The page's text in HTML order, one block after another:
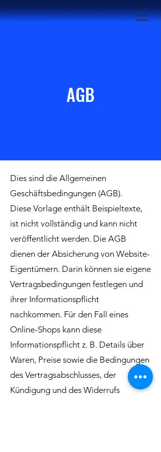
AGB
Dies sind die Allgemeinen
Geschäftsbedingungen (AGB).
Diese Vorlage enthält Beispieltexte,
ist nicht vollständig und kann nicht
veröffentlicht werden. Die AGB
dienen der Absicherung von Website-
Eigentümern. Darin können sie eigene
Vertragsbedingungen festlegen und
ihrer Informationspflicht
nachkommen. Für den Fall eines
Online-Shops kann diese
Informationspflicht z. B. Details über
Waren, Preise sowie die Bedingungen
des Vertragsabschlusses, der
Kündigung und des Widerrufs